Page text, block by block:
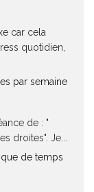
car cela
quotidien,
par semaine
de : "
droites". Je...
de temps